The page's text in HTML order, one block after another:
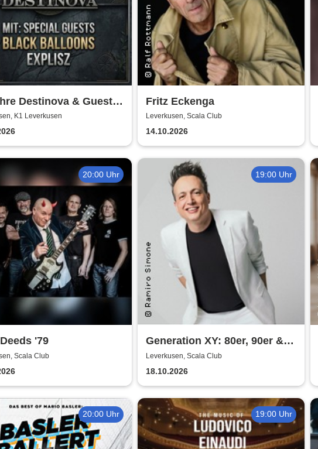
Destinova & Guests
& Black Balloons
K1 Leverkusen
Fritz Eckenga
Leverkusen, Scala Club
14.10.2026
20:00 Uhr
'79
Scala Club
19:00 Uhr
Generation XY: 80er, 90er &
das Leben heute - Die
Comedy-Show mit Olaf Bossi
Leverkusen, Scala Club
18.10.2026
20:00 Uhr 19:00 Uhr